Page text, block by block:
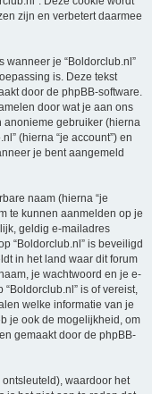
zijn en verbetert daarmee
wanneer je “Boldorclub.nl”
is. Deze tekst
door de phpBB-software.
door wat je aan ons
anonieme gebruiker (hierna
(hierna “je account”) en
je bent aangemeld
naam (hierna “je
te kunnen aanmelden op je
geldig e-mailadres
“Boldorclub.nl” is beveiligd
in het land waar dit forum
je wachtwoord en je e-
is of vereist,
welke informatie van je
je ook de mogelijkheid, om
gemaakt door de phpBB-
waardoor het